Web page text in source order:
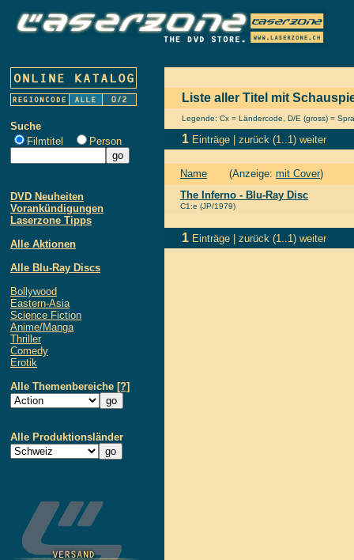
Suche
Filmtitel
Person
DVD Neuheiten
Vorankündigungen
Laserzone Tipps
Alle Aktionen
Alle Blu-Ray Discs
Bollywood
Eastern-Asia
Science Fiction
Anime/Manga
Thriller
Comedy
Erotik
Alle Themenbereiche [?]
Alle Produktionsländer
Liste aller Titel mit
Legende: Cx = Ländercode, D/E (gross) =
1 Einträge | zurück (1..1) weiter
Name (Anzeige: mit Cover)
The Inferno - Blu-Ray Disc
C1:e (JP/1979)
1 Einträge | zurück (1..1) weiter